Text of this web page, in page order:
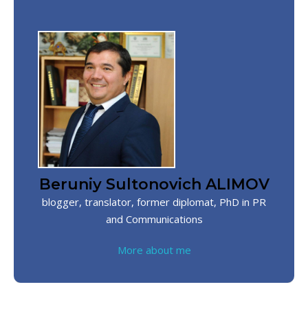
Beruniy Sultonovich ALIMOV
blogger, translator, former diplomat, PhD in PR
and Communications
More about me